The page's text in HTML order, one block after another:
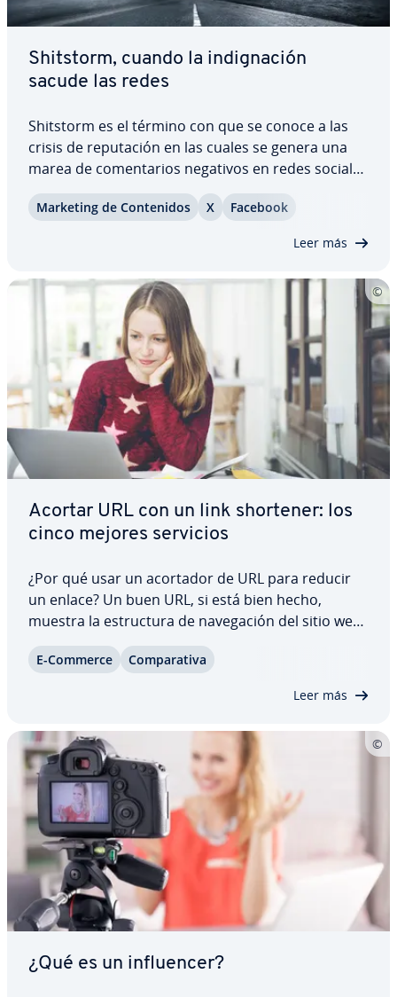
Shitstorm, cuando la in­di­g­na­ción
sacude las redes
Shitstorm es el término con que se conoce a las
crisis de repu­tación en las cuales se genera una
marea de co­me­n­ta­rios negativos en redes sociales
o en páginas web por parte de usuarios que dan,
así, rienda suelta a sus opiniones críticas contra
Marketing de Co­n­te­ni­dos X Facebook
Leer más
Acortar URL con un link shortener: los
cinco mejores servicios
¿Por qué usar un acortador de URL para reducir
un enlace? Un buen URL, si está bien hecho,
muestra la es­tru­c­tu­ra de na­ve­ga­ción del sitio web.
sociales, estos enlaces de­ta­lla­dos pueden ser
E-Commerce Co­m­pa­ra­ti­va
Leer más
¿Qué es un in­flue­n­cer?